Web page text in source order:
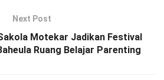
Next Post
Motekar Jadikan Festival
Ruang Belajar Parenting